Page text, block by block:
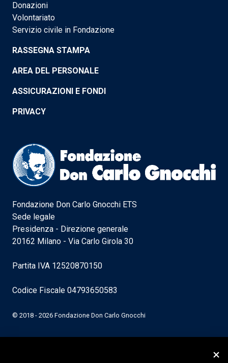
Donazioni
Volontariato
Servizio civile in Fondazione
RASSEGNA STAMPA
AREA DEL PERSONALE
ASSICURAZIONI E FONDI
PRIVACY
Fondazione Don Carlo Gnocchi ETS
Sede legale
Presidenza - Direzione generale
20162 Milano - Via Carlo Girola 30
Partita IVA 12520870150
Codice Fiscale 04793650583
© 2018 - 2026 Fondazione Don Carlo Gnocchi